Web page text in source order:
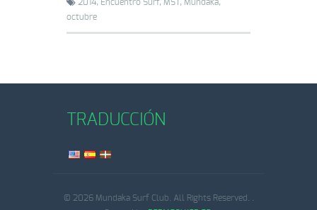
2014, Encuentro Surf, MST, Mundaka,
octubre
TRADUCCIÓN
© 2026 Mundaka Surf Club. All Rights Reserved.